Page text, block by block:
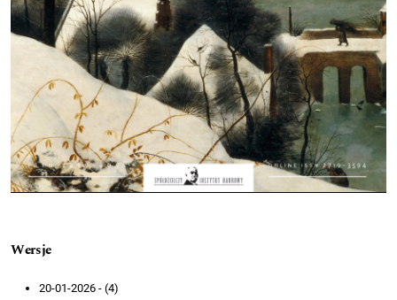
Wersje
20-01-2026 - (4)